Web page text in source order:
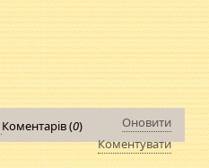
Коментарів (0)
Оновити
Коментувати